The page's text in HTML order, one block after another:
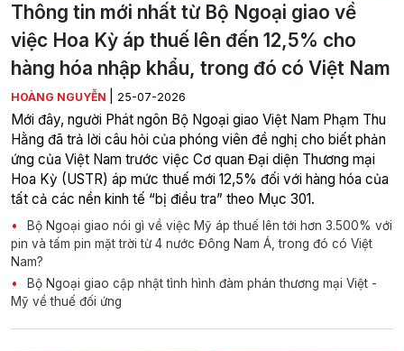
Thông tin mới nhất từ Bộ Ngoại giao về
việc Hoa Kỳ áp thuế lên đến 12,5% cho
hàng hóa nhập khẩu, trong đó có Việt Nam
HOÀNG NGUYỄN 25-07-2026
Mới đây, người Phát ngôn Bộ Ngoại giao Việt Nam Phạm Thu
Hằng đã trả lời câu hỏi của phóng viên đề nghị cho biết phản
ứng của Việt Nam trước việc Cơ quan Đại diện Thương mại
Hoa Kỳ (USTR) áp mức thuế mới 12,5% đối với hàng hóa của
tất cả các nền kinh tế “bị điều tra” theo Mục 301.
Bộ Ngoại giao nói gì về việc Mỹ áp thuế lên tới hơn 3.500% với
pin và tấm pin mặt trời từ 4 nước Đông Nam Á, trong đó có Việt
Nam?
Bộ Ngoại giao cập nhật tình hình đàm phán thương mại Việt -
Mỹ về thuế đối ứng